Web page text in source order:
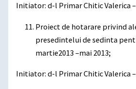
Initiator: d-l Primar Chitic Valerica
Proiect de hotarare privind
presedintelui de sedinta
martie2013 –mai 2013;
Initiator: d-l Primar Chitic Valerica